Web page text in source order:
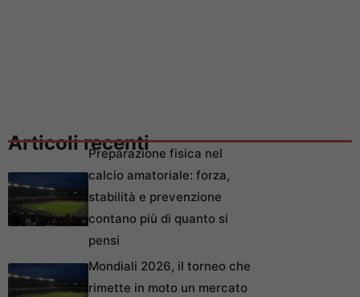
Articoli recentiPreparazione fisica nel
calcio amatoriale: forza,
stabilità e prevenzione
contano più di quanto si
pensi
Mondiali 2026, il torneo che
rimette in moto un mercato